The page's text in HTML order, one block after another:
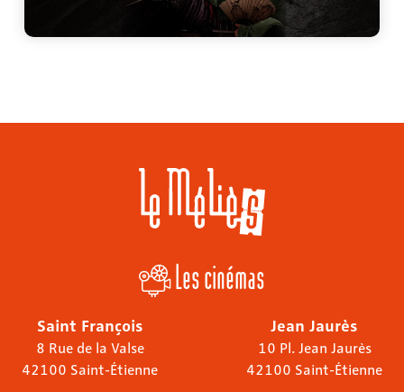
Les cinémas
Saint François
8 Rue de la Valse
42100 Saint-Étienne
Jean Jaurès
10 Pl. Jean Jaurès
42100 Saint-Étienne